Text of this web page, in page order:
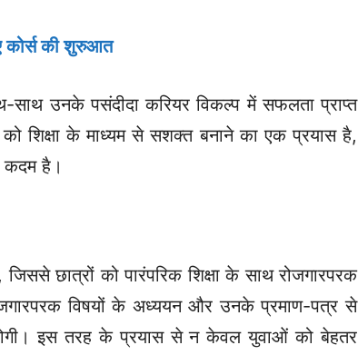
कोर्स की शुरुआत
साथ उनके पसंदीदा करियर विकल्प में सफलता प्राप्त
शिक्षा के माध्यम से सशक्त बनाने का एक प्रयास है,
कदम है।
जिससे छात्रों को पारंपरिक शिक्षा के साथ रोजगारपरक
विषयों के अध्ययन और उनके प्रमाण-पत्र से
इस तरह के प्रयास से न केवल युवाओं को बेहतर